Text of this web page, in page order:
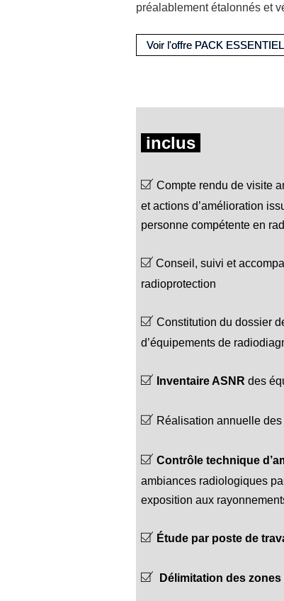
préalablement étalonnés et
Voir l'offre PACK
inclus
Compte rendu de visite
et actions d’amélioration
personne compétente en
Conseil, suivi et
radioprotection
Constitution du dossier
d’équipements de
Inventaire ASNR des
Réalisation annuelle
Contrôle technique
ambiances radiologiques
exposition aux
Étude par poste de
Délimitation des